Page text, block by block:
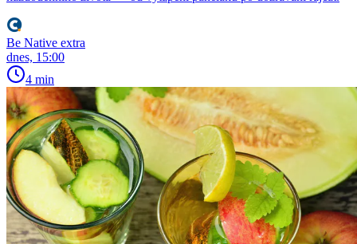
Be Native extra
dnes, 15:00
4 min